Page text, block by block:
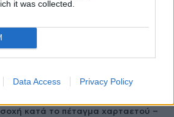
it was collected.
Data Access Privacy Policy
κινητό- 50%...
2026
κατά το πέταγμα χαρταετού –